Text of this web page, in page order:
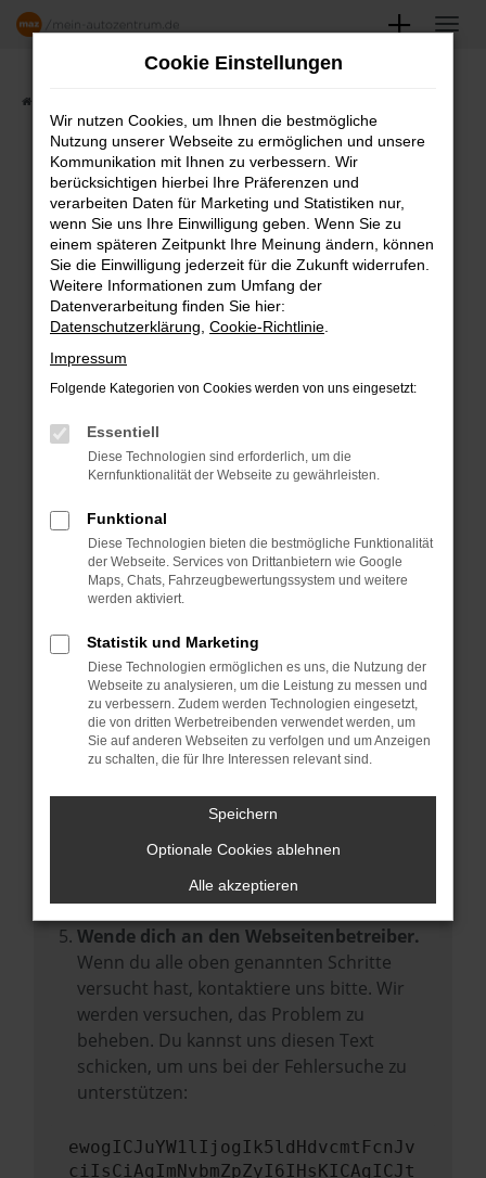
Zum
FAHRZEUGSHOWROOM
Fehler: Network Error
Beim Laden ist ein Fehler aufgetreten.
Hier sind ein paar Tipps, die dir helfen können:
Überprüfe deine Firewall und deine
Laden andere Webseiten, zum Beispiel
deine Suchmaschine?
Manche Erweiterungen, wie Werbeblocker,
können das Laden bestimmter Seiten
verhindern. Funktioniert die Seite in einem
anderen Browser oder in einem privaten
Starte dein Gerät neu.
Das kann manchmal helfen,
vorübergehende Probleme zu beheben.
Stelle sicher, dass dein Browser und dein
Betriebssystem auf dem neuesten Stand
sind.
Veraltete Software birgt nicht nur ein
Sicherheitsrisiko, sondern kann auch dazu
führen, dass bestimmte Funktionen nicht
mehr unterstützt werden.
Wende dich an den Webseitenbetreiber.
Wenn du alle oben genannten Schritte
versucht hast, kontaktiere uns bitte. Wir
werden versuchen, das Problem zu
beheben. Du kannst uns diesen Text
schicken, um uns bei der Fehlersuche zu
unterstützen:
ewogICJuYW1lIjogIk5ldHdvcmtFcnJv
ciIsCiAgImNvbmZpZyI6IHsKICAgICJt
Cookie Einstellungen
Wir nutzen Cookies, um Ihnen die bestmögliche
Nutzung unserer Webseite zu ermöglichen und unsere
Kommunikation mit Ihnen zu verbessern. Wir
berücksichtigen hierbei Ihre Präferenzen und
verarbeiten Daten für Marketing und Statistiken nur,
wenn Sie uns Ihre Einwilligung geben. Wenn Sie zu
einem späteren Zeitpunkt Ihre Meinung ändern, können
Sie die Einwilligung jederzeit für die Zukunft widerrufen.
Weitere Informationen zum Umfang der
Datenverarbeitung finden Sie hier:
Datenschutzerklärung Cookie-Richtlinie
Impressum
Folgende Kategorien von Cookies werden von uns eingesetzt:
Essentiell
Diese Technologien sind erforderlich, um die
Kernfunktionalität der Webseite zu gewährleisten.
Funktional
Diese Technologien bieten die bestmögliche Funktionalität
der Webseite. Services von Drittanbietern wie Google
Maps, Chats, Fahrzeugbewertungssystem und weitere
werden aktiviert.
Statistik und Marketing
Diese Technologien ermöglichen es uns, die Nutzung der
Webseite zu analysieren, um die Leistung zu messen und
zu verbessern. Zudem werden Technologien eingesetzt,
die von dritten Werbetreibenden verwendet werden, um
Sie auf anderen Webseiten zu verfolgen und um Anzeigen
zu schalten, die für Ihre Interessen relevant sind.
Speichern
Optionale Cookies ablehnen
Alle akzeptieren